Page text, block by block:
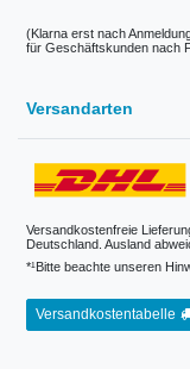
(Klarna erst nach
für Geschäftskunden nach
Versandarten
Versandkostenfreie
Deutschland. Ausland
*¹Bitte beachte unseren
Versandkostentabelle